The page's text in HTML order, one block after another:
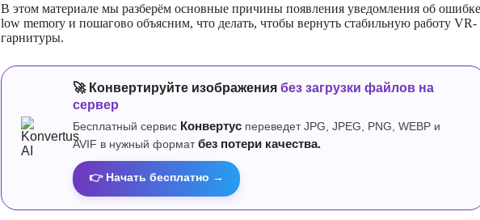
В этом материале мы разберём основные причины появления уведомления об ошибке
low memory и пошагово объясним, что делать, чтобы вернуть стабильную работу VR-
гарнитуры.
🚀 Конвертируйте изображения без загрузки файлов на
сервер
Бесплатный сервис Конвертус переведет JPG, JPEG, PNG, WEBP и
AVIF в нужный формат без потери качества.
👉 Начать бесплатно →